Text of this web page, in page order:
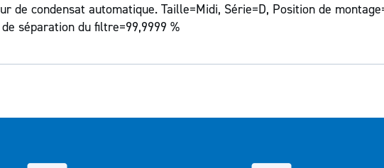
de condensat automatique. Taille=Midi, Série=D, Position de
séparation du filtre=99,9999 %